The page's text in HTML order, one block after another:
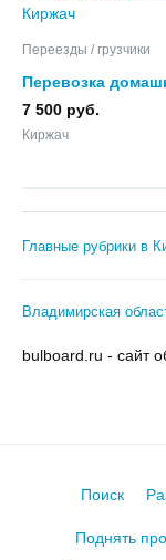
Переезды / грузчики
Перевозка
7 500 руб.
Киржач
Главные рубрики в
Владимирская
bulboard.ru - сайт
Поиск
Поднять